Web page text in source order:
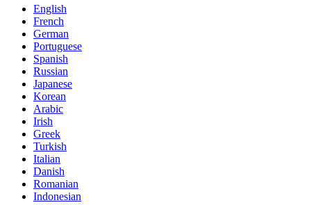
English
French
German
Portuguese
Spanish
Russian
Japanese
Korean
Arabic
Irish
Greek
Turkish
Italian
Danish
Romanian
Indonesian